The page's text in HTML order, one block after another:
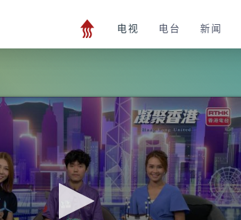
电视 电台 新闻